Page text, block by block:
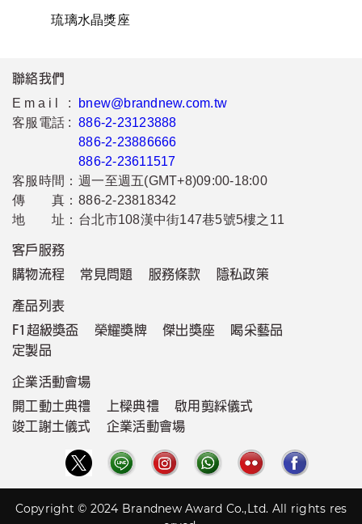
琉璃水晶獎座
聯絡我們
Email :
bnew@brandnew.com.tw
客服電話 : 886-2-23123888
886-2-23886666
886-2-23611517
客服時間： 週一至週五(GMT+8)09:00-18:00
傳 真： 886-2-23818342
地 址： 台北市108漢中街147巷5號5樓之11
客戶服務
購物流程
常見問題 服務條款 隱私政策
產品列表
F1超級獎盃
榮耀獎牌 傑出獎座
喝采藝品
定製品
企業活動會場
開工動土典禮
上樑典禮
啟用剪綵儀式
竣工謝土儀式
企業活動會場
Copyright © 2024 Brandnew Award Co.,Ltd. All rights res